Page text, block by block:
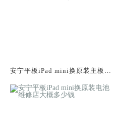
安宁平板iPad mini换原装主板维